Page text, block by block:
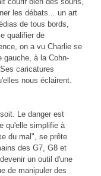
les débats... un art
de tous bords,
qualifier de
on a vu Charlie se
gauche, à la Cohn-
caricatures
nous éclairent.
Le danger est
qu'elle simplifie à
du mal", se prête
des G7, G8 et
un outil d'une
de manipuler des